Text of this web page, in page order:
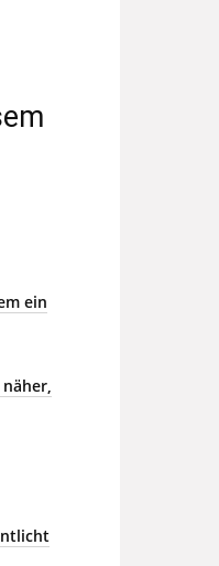
ein